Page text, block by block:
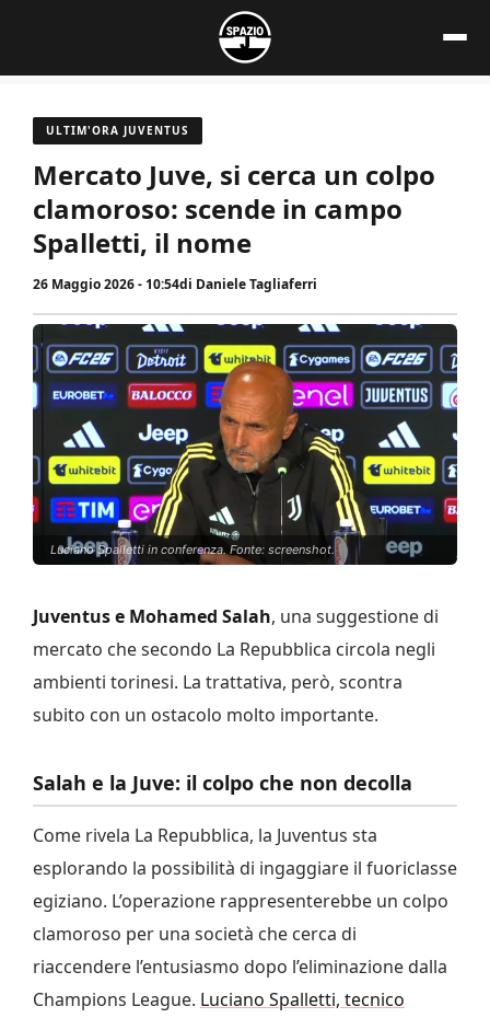
contenuto
ULTIM'ORA JUVENTUS
Mercato Juve, si cerca un colpo
clamoroso: scende in campo
Spalletti, il nome
26 Maggio 2026 - 10:54di Daniele Tagliaferri
Luciano Spalletti in conferenza. Fonte: screenshot.
Juventus e Mohamed Salah, una suggestione di
mercato che secondo La Repubblica circola negli
ambienti torinesi. La trattativa, però, scontra
subito con un ostacolo molto importante.
Salah e la Juve: il colpo che non decolla
Come rivela La Repubblica, la Juventus sta
esplorando la possibilità di ingaggiare il fuoriclasse
egiziano. L’operazione rappresenterebbe un colpo
clamoroso per una società che cerca di
riaccendere l’entusiasmo dopo l’eliminazione dalla
Champions League. Luciano Spalletti, tecnico